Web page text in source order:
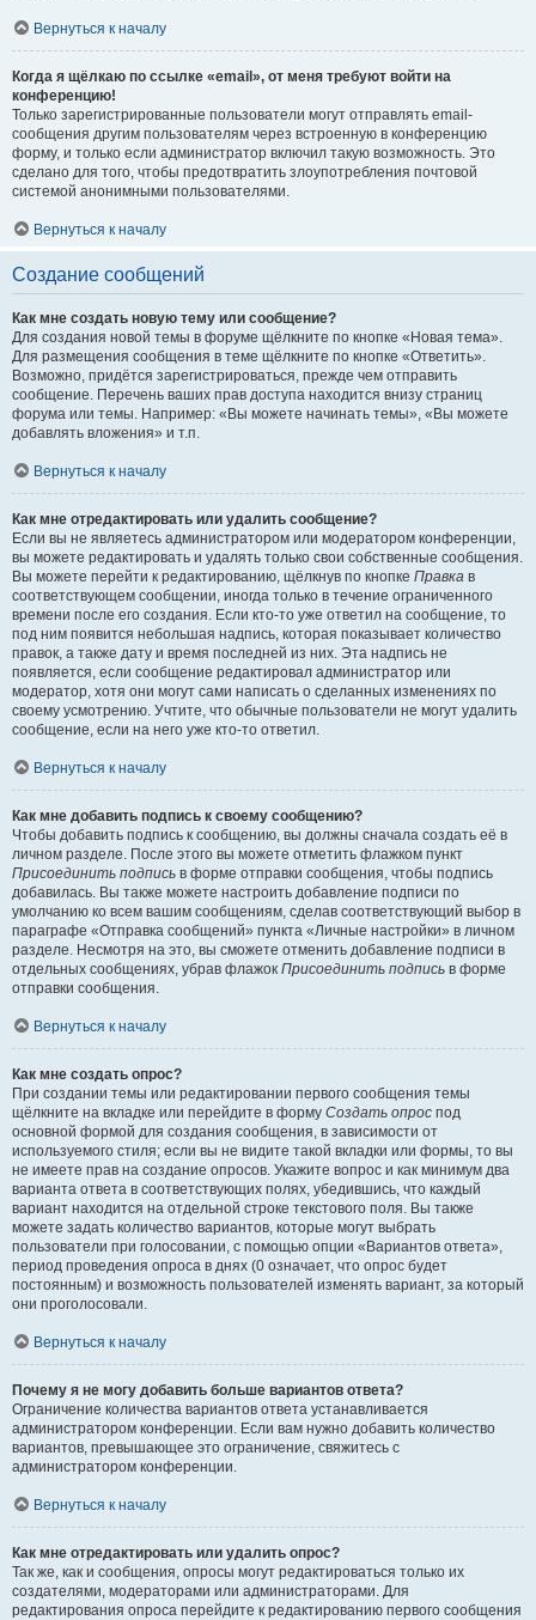
Вернуться к началу
Когда я щёлкаю по ссылке «email», от меня требуют войти на
конференцию!
Только зарегистрированные пользователи могут отправлять email-
сообщения другим пользователям через встроенную в конференцию
форму, и только если администратор включил такую возможность. Это
сделано для того, чтобы предотвратить злоупотребления почтовой
системой анонимными пользователями.
Вернуться к началу
Создание сообщений
Как мне создать новую тему или сообщение?
Для создания новой темы в форуме щёлкните по кнопке «Новая тема».
Для размещения сообщения в теме щёлкните по кнопке «Ответить».
Возможно, придётся зарегистрироваться, прежде чем отправить
сообщение. Перечень ваших прав доступа находится внизу страниц
форума или темы. Например: «Вы можете начинать темы», «Вы можете
добавлять вложения» и т.п.
Вернуться к началу
Как мне отредактировать или удалить сообщение?
Если вы не являетесь администратором или модератором конференции,
вы можете редактировать и удалять только свои собственные сообщения.
Вы можете перейти к редактированию, щёлкнув по кнопке Правка в
соответствующем сообщении, иногда только в течение ограниченного
времени после его создания. Если кто-то уже ответил на сообщение, то
под ним появится небольшая надпись, которая показывает количество
правок, а также дату и время последней из них. Эта надпись не
появляется, если сообщение редактировал администратор или
модератор, хотя они могут сами написать о сделанных изменениях по
своему усмотрению. Учтите, что обычные пользователи не могут удалить
сообщение, если на него уже кто-то ответил.
Вернуться к началу
Как мне добавить подпись к своему сообщению?
Чтобы добавить подпись к сообщению, вы должны сначала создать её в
личном разделе. После этого вы можете отметить флажком пункт
Присоединить подпись в форме отправки сообщения, чтобы подпись
добавилась. Вы также можете настроить добавление подписи по
умолчанию ко всем вашим сообщениям, сделав соответствующий выбор в
параграфе «Отправка сообщений» пункта «Личные настройки» в личном
разделе. Несмотря на это, вы сможете отменить добавление подписи в
отдельных сообщениях, убрав флажок Присоединить подпись в форме
отправки сообщения.
Вернуться к началу
Как мне создать опрос?
При создании темы или редактировании первого сообщения темы
щёлкните на вкладке или перейдите в форму Создать опрос под
основной формой для создания сообщения, в зависимости от
используемого стиля; если вы не видите такой вкладки или формы, то вы
не имеете прав на создание опросов. Укажите вопрос и как минимум два
варианта ответа в соответствующих полях, убедившись, что каждый
вариант находится на отдельной строке текстового поля. Вы также
можете задать количество вариантов, которые могут выбрать
пользователи при голосовании, с помощью опции «Вариантов ответа»,
период проведения опроса в днях (0 означает, что опрос будет
постоянным) и возможность пользователей изменять вариант, за который
они проголосовали.
Вернуться к началу
Почему я не могу добавить больше вариантов ответа?
Ограничение количества вариантов ответа устанавливается
администратором конференции. Если вам нужно добавить количество
вариантов, превышающее это ограничение, свяжитесь с
администратором конференции.
Вернуться к началу
Как мне отредактировать или удалить опрос?
Так же, как и сообщения, опросы могут редактироваться только их
создателями, модераторами или администраторами. Для
редактирования опроса перейдите к редактированию первого сообщения